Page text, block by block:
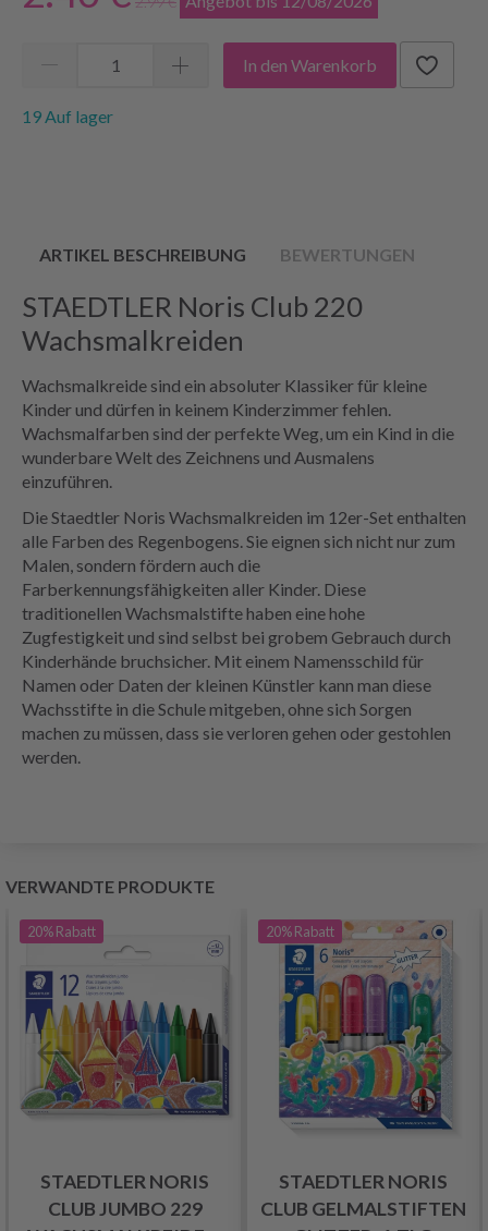
In den Warenkorb
19 Auf lager
ARTIKEL BESCHREIBUNG BEWERTUNGEN
STAEDTLER Noris Club 220
Wachsmalkreiden
Wachsmalkreide sind ein absoluter Klassiker für kleine
Kinder und dürfen in keinem Kinderzimmer fehlen.
Wachsmalfarben sind der perfekte Weg, um ein Kind in die
wunderbare Welt des Zeichnens und Ausmalens
einzuführen.
Die Staedtler Noris Wachsmalkreiden im 12er-Set enthalten
alle Farben des Regenbogens. Sie eignen sich nicht nur zum
Malen, sondern fördern auch die
Farberkennungsfähigkeiten aller Kinder. Diese
traditionellen Wachsmalstifte haben eine hohe
Zugfestigkeit und sind selbst bei grobem Gebrauch durch
Kinderhände bruchsicher. Mit einem Namensschild für
Namen oder Daten der kleinen Künstler kann man diese
Wachsstifte in die Schule mitgeben, ohne sich Sorgen
machen zu müssen, dass sie verloren gehen oder gestohlen
werden.
VERWANDTE PRODUKTE
20%Rabatt
STAEDTLER NORIS
CLUB JUMBO 229
20%Rabatt
STAEDTLER NORIS
CLUB GELMALSTIFTEN